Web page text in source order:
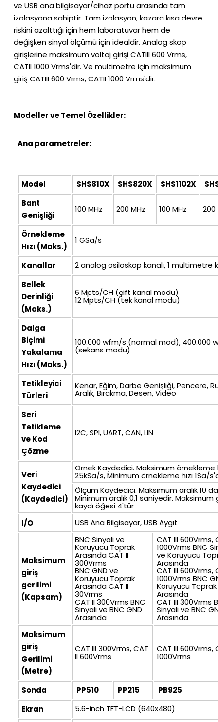
ve USB ana bilgisayar/cihaz portu arasında tam
izolasyona sahiptir. Tam izolasyon, kazara kısa devre
riskini azalttığı için hem laboratuvar hem de
değişken sinyal ölçümü için idealdir. Analog skop
girişlerine maksimum voltaj girişi CATIII 600 Vrms,
CATII 1000 Vrms'dir. Ve multimetre için maksimum
giriş CATIII 600 Vrms, CATII 1000 Vrms'dir.
Modeller ve Temel Özellikler:
Ana parametreler:
Model SHS810X SHS820X SHS1102X
Bant
Genişliği
100 MHz 200 MHz 100 MHz 200
Örnekleme
Hızı (Maks.)
1 GSa/s
Kanallar
2 analog osiloskop kanalı, 1 multimetre
Bellek
Derinliği
(Maks.)
6 Mpts/CH (çift kanal modu)
12 Mpts/CH (tek kanal modu)
Dalga
Biçimi
Yakalama
Hızı (Maks.)
100.000 wfm/s (normal mod), 400.000
(sekans modu)
Tetikleyici
Türleri
Kenar, Eğim, Darbe Genişliği, Pencere,
Aralık, Bırakma, Desen, Video
Seri
Tetikleme
ve Kod
Çözme
I2C, SPI, UART, CAN, LIN
Veri
Kaydedici
(Kaydedici)
Örnek Kaydedici. Maksimum örnekleme
25kSa/s, Minimum örnekleme hızı 1Sa/
Ölçüm Kaydedici. Maksimum aralık 10
Minimum aralık 0,1 saniyedir. Maksimum
kaydı öğesi 4'tür
I/O
USB Ana Bilgisayar, USB Aygıt
Maksimum
giriş
gerilimi
(Kapsam)
BNC Sinyali ve
Koruyucu Toprak
Arasında CAT II
300Vrms
BNC GND ve
Koruyucu Toprak
Arasında CAT II
30Vrms
CAT II 300Vrms BNC
Sinyali ve BNC GND
Arasında
CAT III 600Vrms,
1000Vrms BNC
ve Koruyucu
Arasında
CAT III 600Vrms,
1000Vrms BNC
Koruyucu Toprak
Arasında
CAT III 300Vrms
Sinyali ve BNC
Arasında
Maksimum
giriş
Gerilimi
(Metre)
CAT III 300Vrms, CAT
II 600Vrms
CAT III 600Vrms,
1000Vrms
Sonda PP510 PP215
PB925
Ekran
5.6-inch TFT-LCD (640x480)